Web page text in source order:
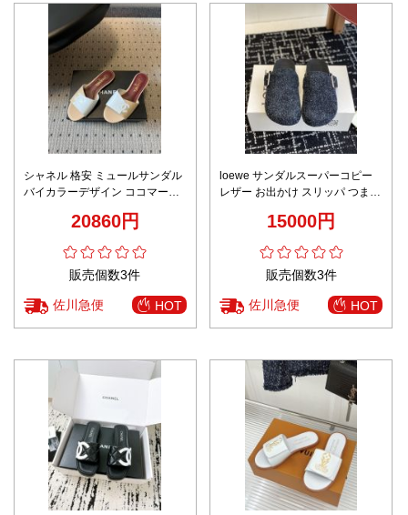
シャネル 格安 ミュールサンダル
バイカラーデザイン ココマーク
20860円
販売個数3件
佐川急便 HOT
loewe サンダルスーパーコピー
レザー お出かけ スリッパ つま先
15000円
販売個数3件
佐川急便 HOT